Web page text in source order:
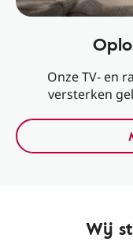
Onze TV- en
versterken
Wij